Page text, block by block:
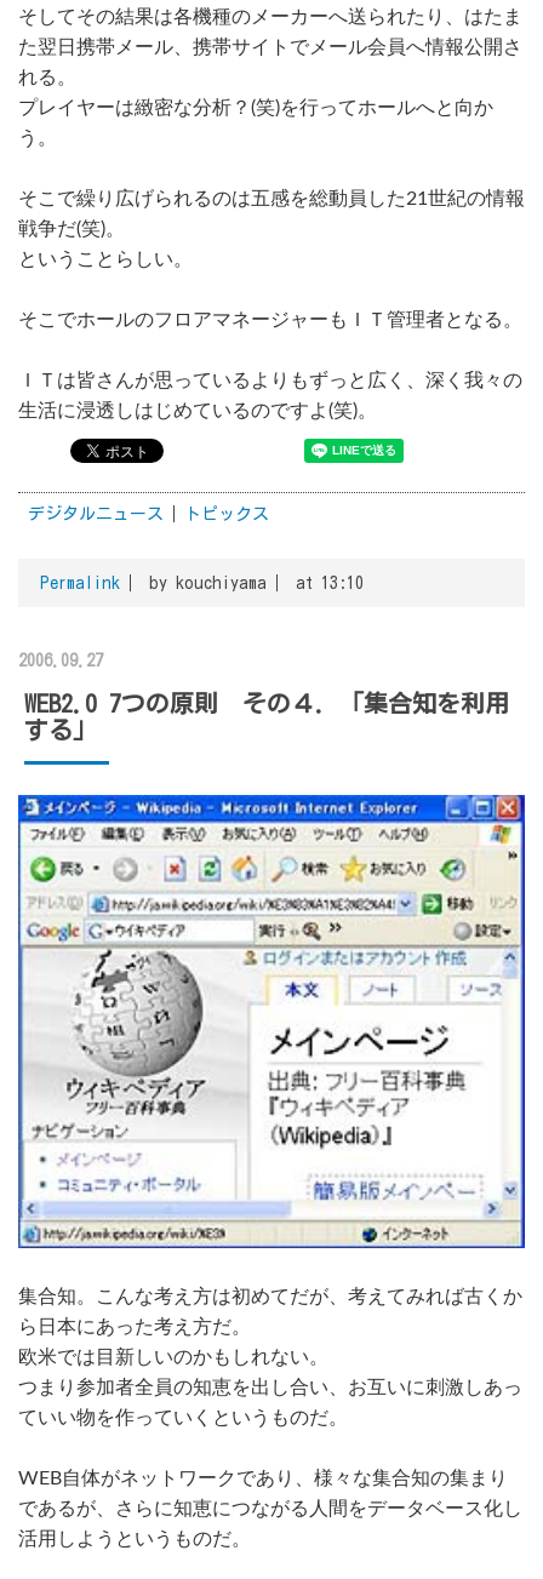
そしてその結果は各機種のメーカーへ送られたり、はたま
た翌日携帯メール、携帯サイトでメール会員へ情報公開さ
れる。
プレイヤーは緻密な分析？(笑)を行ってホールへと向か
う。
そこで繰り広げられるのは五感を総動員した21世紀の情報
戦争だ(笑)。
ということらしい。
そこでホールのフロアマネージャーもＩＴ管理者となる。
ＩＴは皆さんが思っているよりもずっと広く、深く我々の
生活に浸透しはじめているのですよ(笑)。
デジタルニュース トピックス
Permalink by kouchiyama at 13:10
2006.09.27
WEB2.0 7つの原則 その４．「集合知を利用
する」
集合知。こんな考え方は初めてだが、考えてみれば古くか
ら日本にあった考え方だ。
欧米では目新しいのかもしれない。
つまり参加者全員の知恵を出し合い、お互いに刺激しあっ
ていい物を作っていくというものだ。
WEB自体がネットワークであり、様々な集合知の集まり
であるが、さらに知恵につながる人間をデータベース化し
活用しようというものだ。